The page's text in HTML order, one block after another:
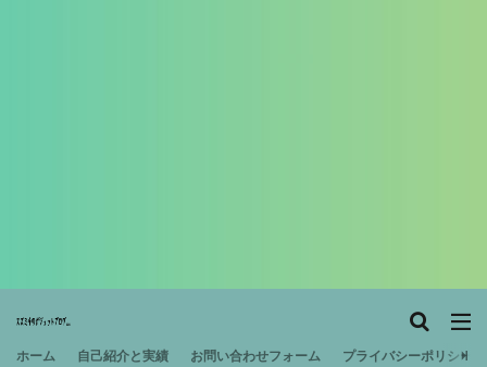
ホーム 自己紹介と実績 お問い合わせフォーム プライバシーポリシー